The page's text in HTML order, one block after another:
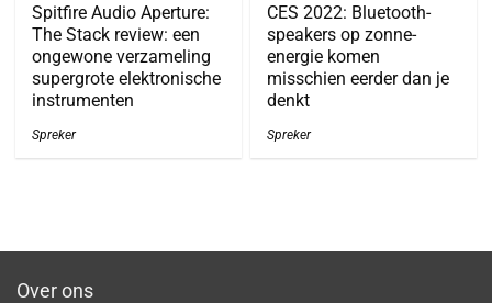
Spitfire Audio Aperture:
The Stack review: een
ongewone verzameling
supergrote elektronische
instrumenten
Spreker
CES 2022: Bluetooth-
speakers op zonne-
energie komen
misschien eerder dan je
denkt
Spreker
Over ons